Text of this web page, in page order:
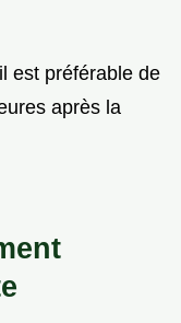
est préférable de
après la